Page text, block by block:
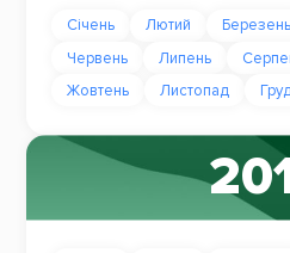
Січень Лютий Березень
Червень
Липень
Жовтень
Листопад